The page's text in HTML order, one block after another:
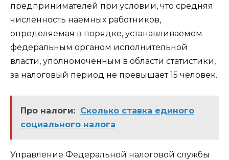
предпринимателей при условии, что средняя
численность наемных работников,
определяемая в порядке, устанавливаемом
федеральным органом исполнительной
власти, уполномоченным в области статистики,
за налоговый период не превышает 15 человек.
Про налоги: Сколько ставка единого
социального налога
Управление Федеральной налоговой службы